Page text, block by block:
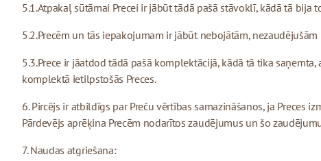
5.1.Atpakaļ sūtāmai Precei ir jābūt tādā pašā stāvoklī, kādā tā bija
5.2.Precēm un tās iepakojumam ir jābūt nebojātām,
5.3.Prece ir jāatdod tādā pašā komplektācijā, kādā tā tika
komplektā ietilpstošās Preces.
6. Pircējs ir atbildīgs par Preču vērtības samazināšanos, ja Preces
Pārdevējs aprēķina Precēm nodarītos zaudējumus un šo
7. Naudas atgriešana: